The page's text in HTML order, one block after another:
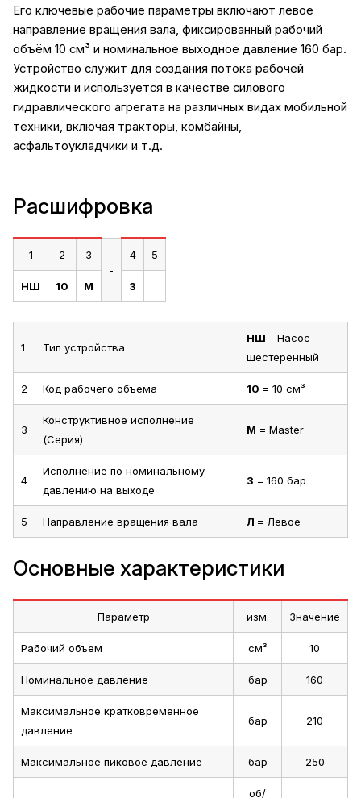
Его ключевые рабочие параметры включают левое
направление вращения вала, фиксированный рабочий
объём 10 см³ и номинальное выходное давление 160 бар.
Устройство служит для создания потока рабочей
жидкости и используется в качестве силового
гидравлического агрегата на различных видах мобильной
техники, включая тракторы, комбайны,
асфальтоукладчики и т.д.
Расшифровка
1 2
3
-
4 5
НШ 10 М 3
1 Тип устройства
НШ - Насос
шестеренный
2 Код рабочего объема 10 = 10 см³
3
Конструктивное исполнение
(Серия)
M = Master
4
Исполнение по номинальному
давлению на выходе
3 = 160 бар
5 Направление вращения вала Л = Левое
Основные характеристики
Параметр изм. Значение
Рабочий объем см³ 10
Номинальное давление бар 160
Максимальное кратковременное
давление
бар 210
Максимальное пиковое давление бар 250
об/